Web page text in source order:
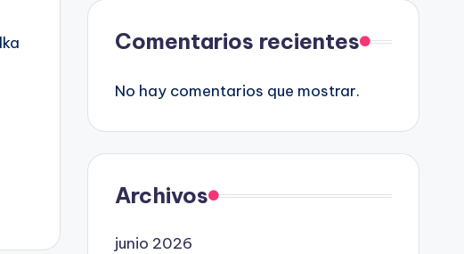
Comentarios recientes
No hay comentarios que mostrar.
Archivos
junio 2026